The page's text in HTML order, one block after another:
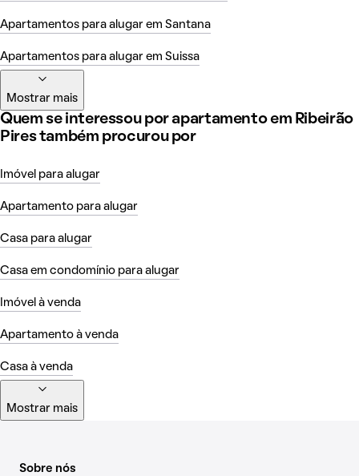
Apartamentos para alugar em Santana
Apartamentos para alugar em Suissa
Mostrar mais
Quem se interessou por apartamento em Ribeirão
Pires também procurou por
Imóvel para alugar
Apartamento para alugar
Casa para alugar
Casa em condomínio para alugar
Imóvel à venda
Apartamento à venda
Casa à venda
Mostrar mais
Sobre nós